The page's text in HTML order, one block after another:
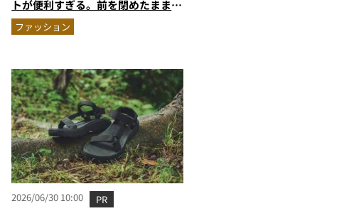
トが便利すぎる。前を閉めたまま荷
物が出せる進化したポケット配置
ファッション
2026/06/30 10:00 PR